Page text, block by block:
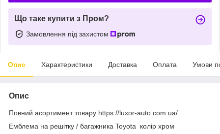
Що таке купити з Пром?
Замовлення під захистом
Опис Характеристики Доставка Оплата Умови
Опис
Повний асортимент товару https://luxor-auto.com.ua/
Емблема на решітку / багажника Toyota колір хром